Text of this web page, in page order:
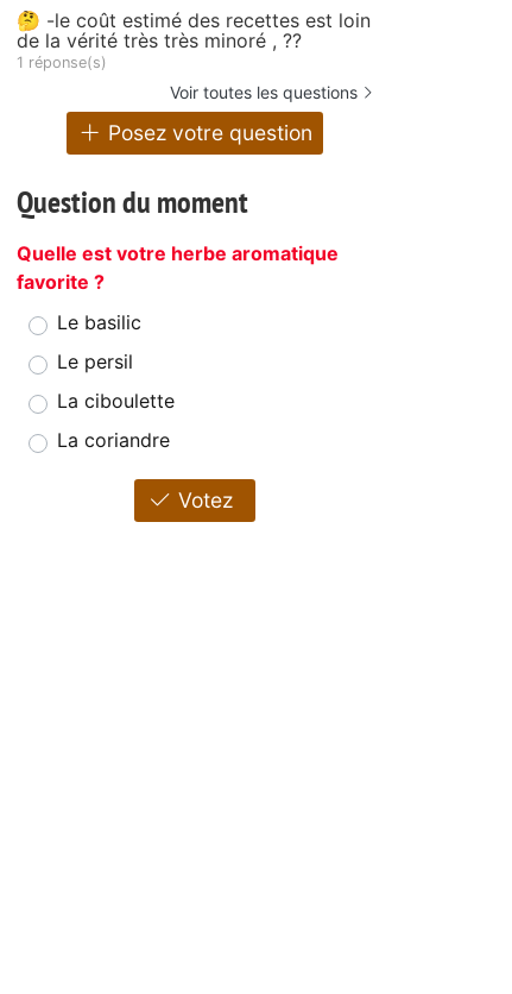
🤔 -le coût estimé des recettes est loin
de la vérité très très minoré , ??
1 réponse(s)
Voir toutes les questions
Posez votre question
Question du moment
Quelle est votre herbe aromatique
favorite ?
Le basilic
Le persil
La ciboulette
La coriandre
Votez